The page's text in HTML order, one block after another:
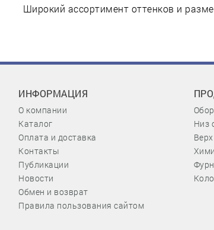
Широкий ассортимент оттенков и
ИНФОРМАЦИЯ
О компании
Каталог
Оплата и доставка
Контакты
Публикации
Новости
Обмен и возврат
Правила пользования сайтом
Низ